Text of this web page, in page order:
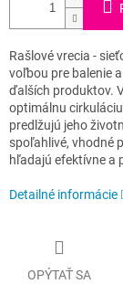
Rašlové vrecia -
voľbou pre balenie
ďalších produktov.
optimálnu
predlžujú jeho
spoľahlivé, vhodné
hľadajú efektívne a
Detailné informácie
OPÝTAŤ SA